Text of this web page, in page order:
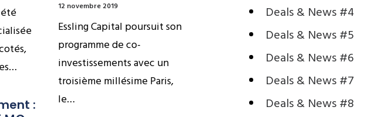
12 novembre 2019
Essling Capital poursuit son
programme de co-
investissements avec un
troisième millésime Paris,
le…
:
Deals & News #4
Deals & News #5
Deals & News #6
Deals & News #7
Deals & News #8